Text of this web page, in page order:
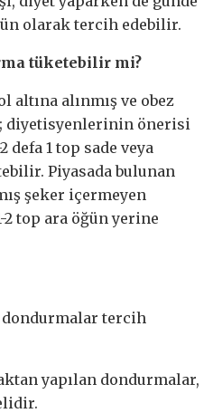
olarak tercih edebilir.
tüketebilir mi?
alınmış ve obez
diyetisyenlerinin önerisi
defa 1 top sade veya
Piyasada bulunan
şeker içermeyen
2 top ara öğün yerine
dondurmalar tercih
yapılan dondurmalar,